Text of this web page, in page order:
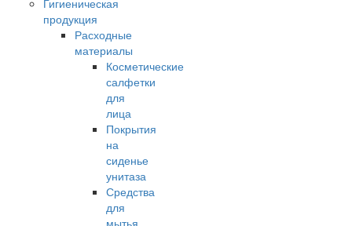
Гигиеническая
продукция
Расходные
материалы
Косметические
салфетки
для
лица
Покрытия
на
сиденье
унитаза
Средства
для